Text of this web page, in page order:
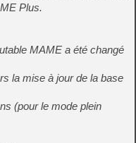
Plus.
MAME a été changé
la mise à jour de la base
(pour le mode plein